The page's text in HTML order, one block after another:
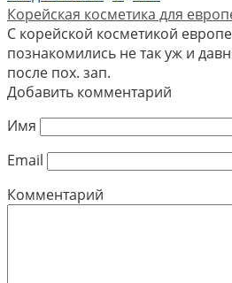
Корейская косметика для
С корейской косметикой
познакомились не так уж и
после пох. зап.
Добавить комментарий
Имя
Email
Комментарий